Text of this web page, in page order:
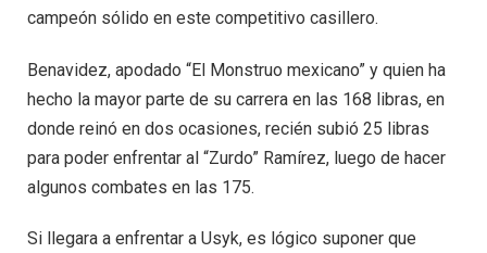
campeón sólido en este competitivo casillero.
Benavidez, apodado “El Monstruo mexicano” y quien ha
hecho la mayor parte de su carrera en las 168 libras, en
donde reinó en dos ocasiones, recién subió 25 libras
para poder enfrentar al “Zurdo” Ramírez, luego de hacer
algunos combates en las 175.
Si llegara a enfrentar a Usyk, es lógico suponer que